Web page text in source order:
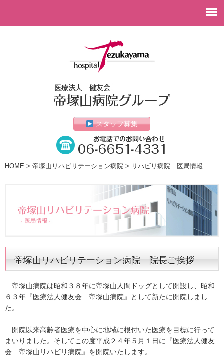
スタッフ募集
HOME > 帝塚山リハビリテーション病院 > リハビリ病院 医局情報
帝塚山リハビリテーション病院 院長ご挨拶
帝塚山病院は昭和３８年に帝塚山人間ドッグとして開設し、昭和
６３年『医療法人健友会 帝塚山病院』として新たに開院しまし
た。
開院以来高齢者医療を中心に地域に根付いた医療を目標に行って
まいりました。そしてこの度平成２４年５月１日に『医療法人健友
会 帝塚山リハビリ病院』を開院いたします。